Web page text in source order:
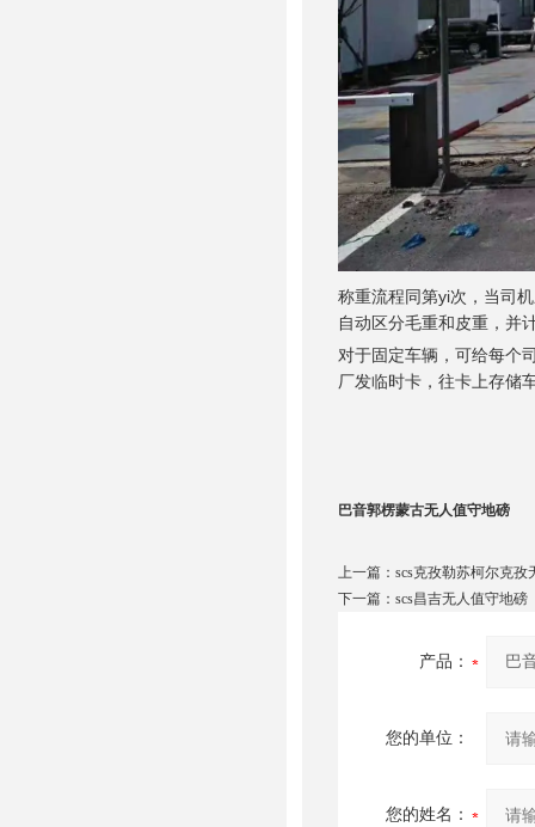
称重流程同第yi次，当司
自动区分毛重和皮重，并
对于固定车辆，可给每个
厂发临时卡，往卡上存储
巴音郭楞蒙古无人值守地磅
上一篇： scs克孜勒苏柯尔克孜
下一篇： scs昌吉无人值守地磅
产品：
您的单位：
您的姓名：